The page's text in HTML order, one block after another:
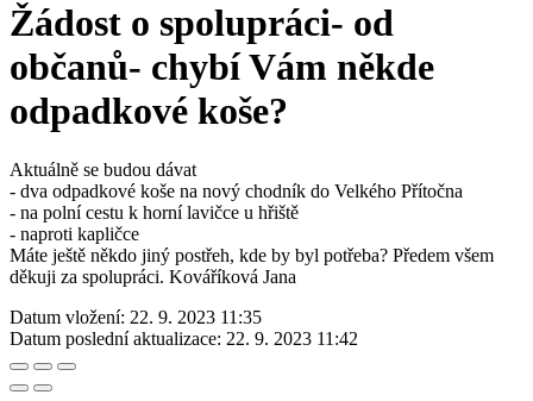
Žádost o spolupráci- od
občanů- chybí Vám někde
odpadkové koše?
Aktuálně se budou dávat
- dva odpadkové koše na nový chodník do Velkého Přítočna
- na polní cestu k horní lavičce u hřiště
- naproti kapličce
Máte ještě někdo jiný postřeh, kde by byl potřeba? Předem všem
děkuji za spolupráci. Kováříková Jana
Datum vložení: 22. 9. 2023 11:35
Datum poslední aktualizace: 22. 9. 2023 11:42